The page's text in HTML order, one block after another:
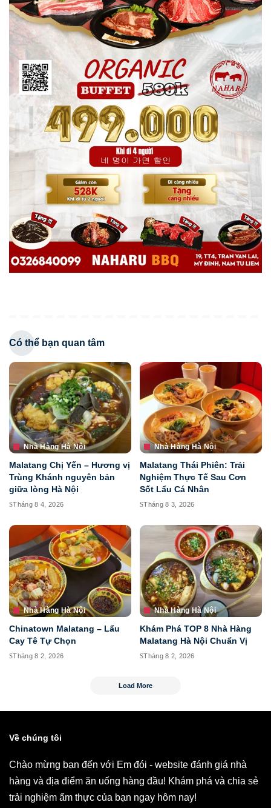
Có thể bạn quan tâm
Nhà Hàng Hà Nội
Malatang Chị Yến – Hương vị
Trùng Khánh nguyên bản
giữa lòng Hà Nội
Tháng 8 4, 2026
Nhà Hàng Hà Nội
Malatang Thái Phiên: Trải
Nghiệm Thực Tế Sau Cơn
Sốt Lẩu Cá Nhân
Tháng 8 3, 2026
Nhà Hàng Hà Nội
Chinatown Malatang – Lẩu
Cay Tê Tự Chọn
Tháng 8 2, 2026
Nhà Hàng Hà Nội
Khám Phá TOP 8 Nhà Hàng
Malatang Hà Nội Chuẩn Vị
Tháng 8 2, 2026
Load More
Về chúng tôi
Chào mừng bạn đến với Em đói - website đánh giá nhà
hàng và địa điểm ăn uống hàng đầu! Khám phá và chia sẻ
trải nghiệm ẩm thực của bạn ngay hôm nay!